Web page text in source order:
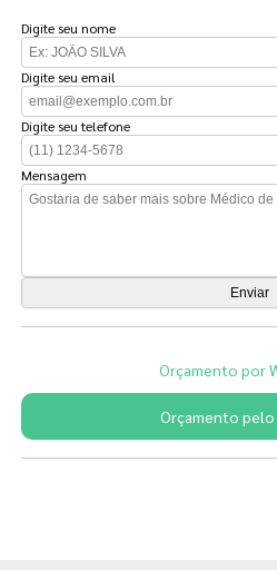
Digite seu nome
Digite seu email
Digite seu telefone
Mensagem
Orçamento por
Orçamento pelo